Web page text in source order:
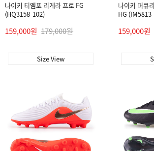
나이키 티엠포 리게라 프로 FG
(HQ3158-102)
159,000원 179,000원
Size View
나이키 머큐
HG
159,000원